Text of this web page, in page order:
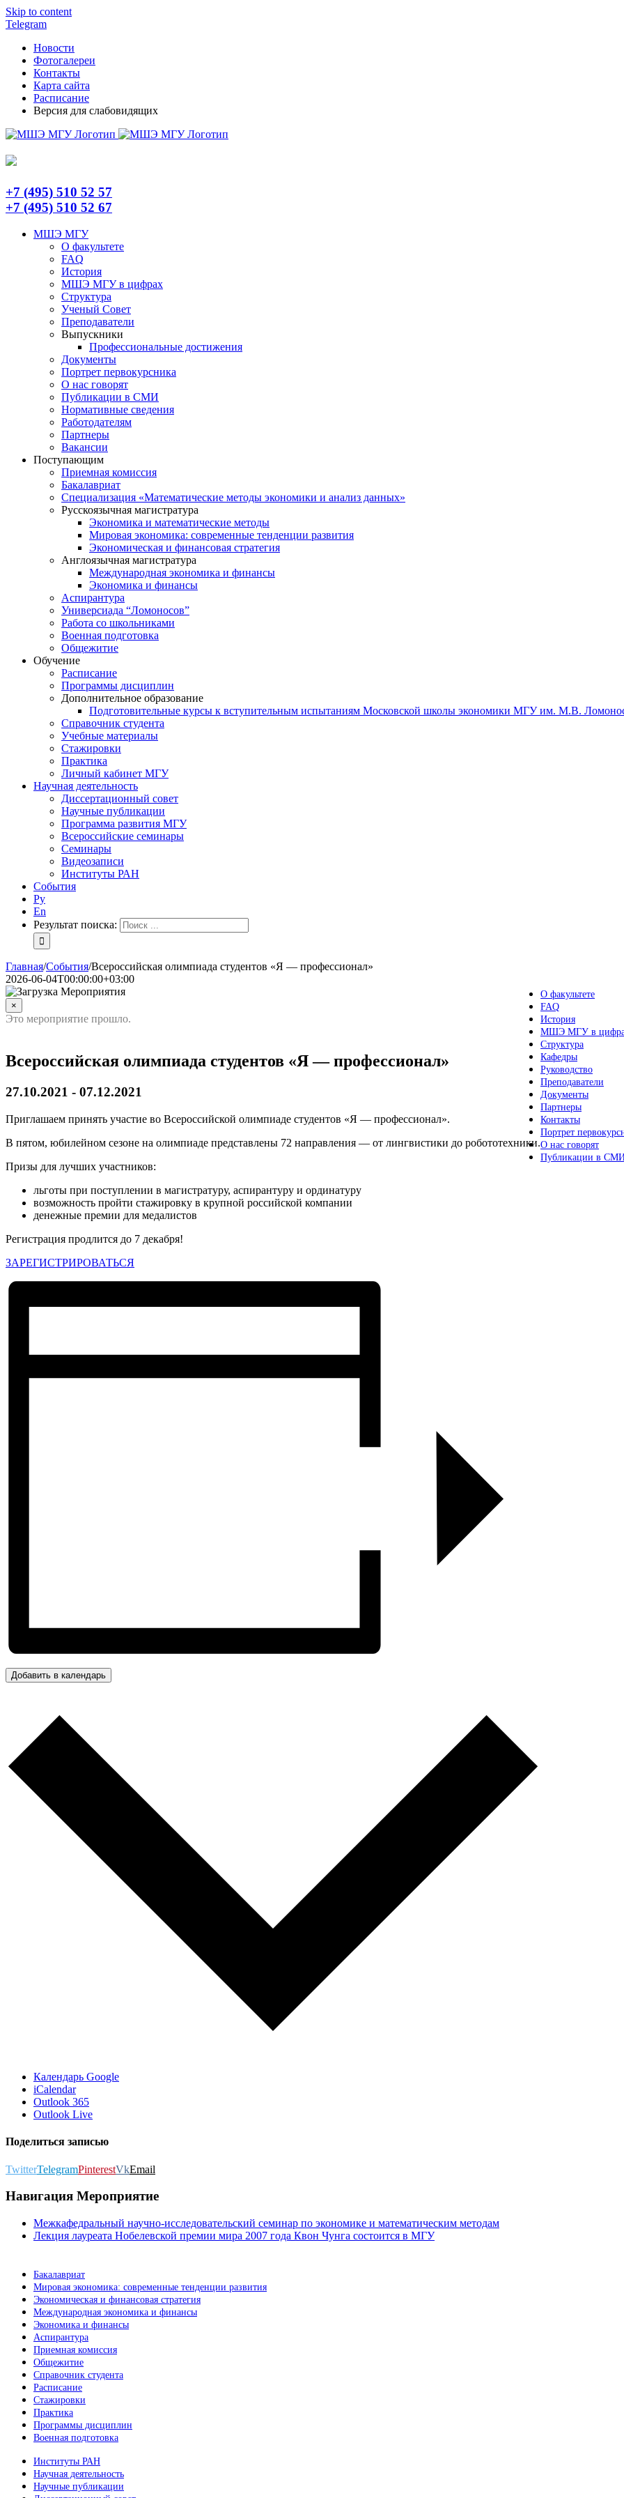
Skip to content
Telegram
Новости
Фотогалереи
Контакты
Карта сайта
Расписание
Версия для слабовидящих
+7 (495) 510 52 57
+7 (495) 510 52 67
МШЭ МГУ
О факультете
FAQ
История
МШЭ МГУ в цифрах
Структура
Ученый Совет
Преподаватели
Выпускники
Профессиональные достижения
Документы
Портрет первокурсника
О нас говорят
Публикации в СМИ
Нормативные сведения
Работодателям
Партнеры
Вакансии
Поступающим
Приемная комиссия
Бакалавриат
Специализация «Математические методы экономики и анализ данных»
Русскоязычная магистратура
Экономика и математические методы
Мировая экономика: современные тенденции развития
Экономическая и финансовая стратегия
Англоязычная магистратура
Международная экономика и финансы
Экономика и финансы
Аспирантура
Универсиада “Ломоносов”
Работа со школьниками
Военная подготовка
Общежитие
Обучение
Расписание
Программы дисциплин
Дополнительное образование
Подготовительные курсы к вступительным испытаниям Московской школы экономики МГУ им. М.В.
Справочник студента
Учебные материалы
Стажировки
Практика
Личный кабинет МГУ
Научная деятельность
Диссертационный совет
Научные публикации
Программа развития МГУ
Всероссийские семинары
Семинары
Видеозаписи
Институты РАН
События
Ру
En
Результат поиска:
Главная/События/Всероссийская олимпиада студентов «Я — профессионал»
2026-06-04T00:00:00+03:00
×
Это мероприятие прошло.
Всероссийская олимпиада студентов «Я — профессионал»
27.10.2021 - 07.12.2021
Приглашаем принять участие во Всероссийской олимпиаде студентов «Я — профессионал».
В пятом, юбилейном сезоне на олимпиаде представлены 72 направления — от лингвистики до робототехники.
Призы для лучших участников:
льготы при поступлении в магистратуру, аспирантуру и ординатуру
возможность пройти стажировку в крупной российской компании
денежные премии для медалистов
Регистрация продлится до 7 декабря!
ЗАРЕГИСТРИРОВАТЬСЯ
Добавить в календарь
Календарь Google
iCalendar
Outlook 365
Outlook Live
Поделиться записью
TwitterTelegramPinterestVkEmail
Навигация Мероприятие
Межкафедральный научно-исследовательский семинар по экономике и математическим методам
Лекция лауреата Нобелевской премии мира 2007 года Квон Чунга состоится в МГУ
О факультете
FAQ
История
МШЭ МГУ в
Структура
Кафедры
Руководство
Преподаватели
Документы
Партнеры
Контакты
Портрет
О нас говорят
Публикации в
Бакалавриат
Мировая экономика: современные тенденции развития
Экономическая и финансовая стратегия
Международная экономика и финансы
Экономика и финансы
Аспирантура
Приемная комиссия
Общежитие
Справочник студента
Расписание
Стажировки
Практика
Программы дисциплин
Военная подготовка
Институты РАН
Научная деятельность
Научные публикации